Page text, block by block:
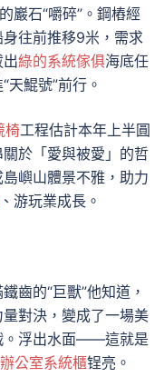
巖石“嚼碎”。鋼樁經
往前推移9米，需求
綠的系統傢俱海底任
鯤號”前行。
椅工程估計本年上半圓
於「愛與被愛」的哲
嶼山體景不雅，助力
、游玩業成長。
齒的“巨獸”他知道，
對決，變成了一場美
。浮出水面——這就是
辦公室系統櫃锃亮。